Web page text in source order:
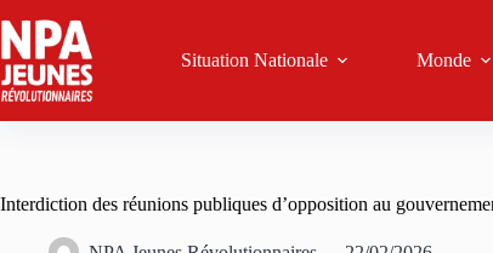
au
contenu
Situation Nationale Monde
Interdiction des réunions publiques d’opposition au